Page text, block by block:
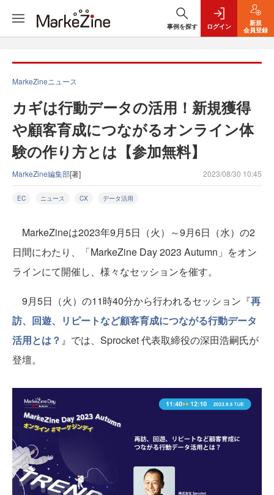
事例を探す ログイン
新規
会員登録
MarkeZineニュース
カギは行動データの活用！新規獲得
や顧客育成につながるオンライン体
験の作り方とは【参加無料】
MarkeZine編集部[著] 2023/08/30 10:45
EC ニュース CX データ活用
MarkeZineは2023年9月5日（火）～9月6日（水）の2
日間にわたり、「MarkeZine Day 2023 Autumn」をオン
ラインにて開催し、様々なセッションを催す。
9月5日（火）の11時40分から行われるセッション『再
訪、回遊、リピートなど顧客育成につながる行動データ
活用とは？ 』では、Sprocket 代表取締役の深田浩嗣氏が
登壇。